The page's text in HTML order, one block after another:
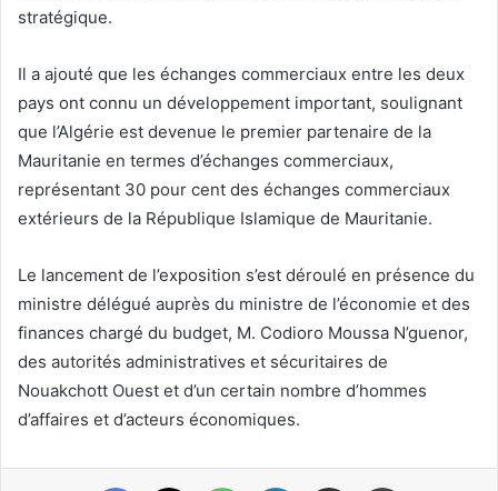
stratégique.
Il a ajouté que les échanges commerciaux entre les deux
pays ont connu un développement important, soulignant
que l’Algérie est devenue le premier partenaire de la
Mauritanie en termes d’échanges commerciaux,
représentant 30 pour cent des échanges commerciaux
extérieurs de la République Islamique de Mauritanie.
Le lancement de l’exposition s’est déroulé en présence du
ministre délégué auprès du ministre de l’économie et des
finances chargé du budget, M. Codioro Moussa N’guenor,
des autorités administratives et sécuritaires de
Nouakchott Ouest et d’un certain nombre d’hommes
d’affaires et d’acteurs économiques.
Facebook WhatsAppTelegram Partager par email